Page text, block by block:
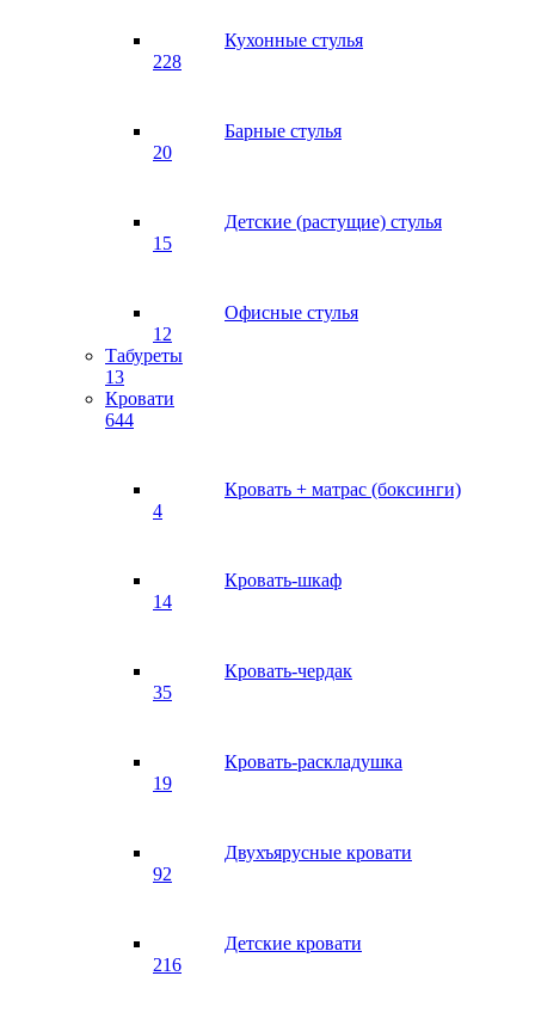
Кухонные стулья
228
Барные стулья
20
Детские (растущие) стулья
15
Офисные стулья
12
Табуреты
13
Кровати
644
Кровать + матрас (боксинги)
4
Кровать-шкаф
14
Кровать-чердак
35
Кровать-раскладушка
19
Двухъярусные кровати
92
Детские кровати
216